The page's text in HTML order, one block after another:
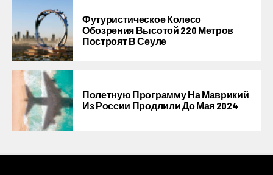
Футуристическое Колесо
Обозрения Высотой 220 Метров
Построят В Сеуле
Полетную Программу На Маврикий
Из России Продлили До Мая 2024